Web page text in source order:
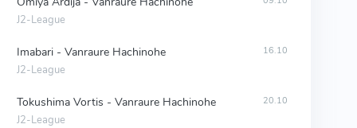
J2-League
Imabari - Vanraure Hachinohe
J2-League
16.10
Tokushima Vortis - Vanraure Hachinohe
J2-League
20.10